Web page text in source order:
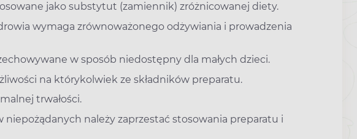
jako substytut (zamiennik) zróżnicowanej diety.
wymaga zrównoważonego odżywiania i prowadzenia
w sposób niedostępny dla małych dzieci.
na którykolwiek ze składników preparatu.
trwałości.
należy zaprzestać stosowania preparatu i